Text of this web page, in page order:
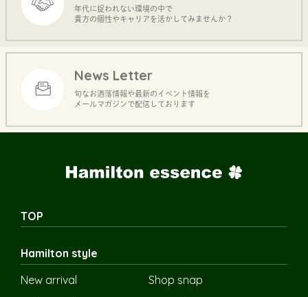
年代に捉われない環境の中で
貴方の個性やキャリアを活かしてみませんか？
News Letter
旬なお洒落情報や最新のイベント情報を
メールマガジンで配信しております
TOP
Hamilton style
New arrival
Shop snap